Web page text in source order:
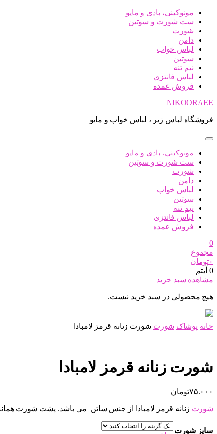
پرش
محتوا
مونوکینی، بادی و مایو
ست شورت و سوتین
شورت
دامن
لباس خواب
سوتین
نیم تنه
لباس فانتزی
فروش عمده
NIKOORAEE
فروشگاه لباس زیر ، لباس خواب و مایو
مونوکینی، بادی و مایو
ست شورت و سوتین
شورت
دامن
لباس خواب
سوتین
نیم تنه
لباس فانتزی
فروش عمده
0
مجموع
۰تومان
0 آیتم
مشاهده سبد خرید
هیچ محصولی در سبد خرید نیست.
خانه پوشاک شورت شورت زنانه قرمز لامبادا
شورت زنانه قرمز لامبادا
۷۵.۰۰۰تومان
شورت زنانه قرمز لامبادا از جنس ساتن می باشد. پشت شورت
سایز شورت